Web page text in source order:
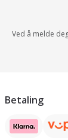
Ved å melde
Betaling